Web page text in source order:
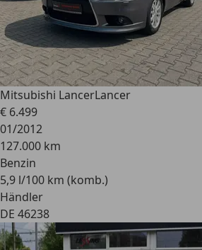
Mitsubishi LancerLancer
€ 6.499
01/2012
127.000 km
Benzin
5,9 l/100 km (komb.)
Händler
DE 46238